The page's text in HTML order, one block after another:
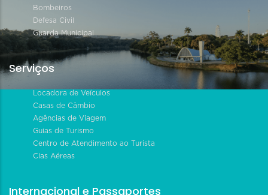
Bombeiros
Defesa Civil
Guarda Municipal
Serviços
Locadora de Veículos
Casas de Câmbio
Agências de Viagem
Guias de Turismo
Centro de Atendimento ao Turista
Cias Aéreas
Internacional e Passaportes